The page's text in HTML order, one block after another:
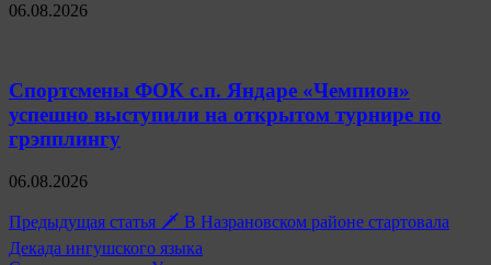
06.08.2026
Спортсмены ФОК с.п. Яндаре «Чемпион»
успешно выступили на открытом турнире по
грэпплингу
06.08.2026
Навигация
по
Предыдущая статья 🗡 В Назрановском районе стартовала
Декада ингушского языка